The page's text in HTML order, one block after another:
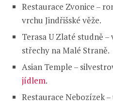
Restaurace Zvonice –
vrchu Jindřišské věže.
Terasa U Zlaté studně
střechy na Malé Straně.
Asian Temple –
jídlem.
Restaurace Nebozízek